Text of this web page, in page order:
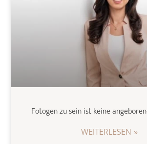
Fotogen zu sein ist keine
WEITERLESEN »